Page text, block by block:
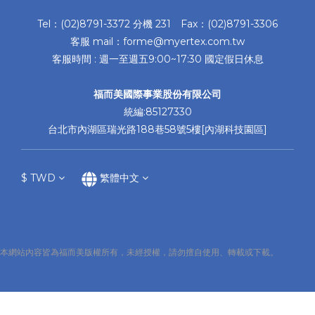
Tel：(02)8791-3372 分機 231 Fax：(02)8791-3306
客服 mail：forme@myertex.com.tw
客服時間 : 週一至週五9:00~17:30 國定假日休息
福而美國際事業股份有限公司
統編:85127330
台北市內湖區瑞光路188巷58號5樓[內湖科技園區]
$ TWD 繁體中文
本網站內容皆為福而美版權所有，未經授權，請勿擅自使用、轉載或下載。